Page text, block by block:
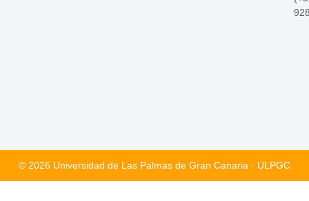
© 2026 Universidad de Las Palmas de Gran Canaria · ULPGC